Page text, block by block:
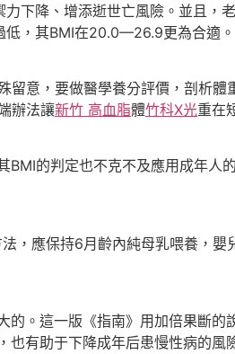
下降、增添逝世亡風險。並且，
低，其BMI在20.0—26.9更為合適。
意，要做醫學養分評價，剖析體
辦法讓新竹 高血脂體竹科X光重在
BMI的判定也不克不及應用成年人
應保持6月齡內純母乳喂養，嬰
。這一版《指南》用加倍果斷的
也有助于下降成年后患慢性病的